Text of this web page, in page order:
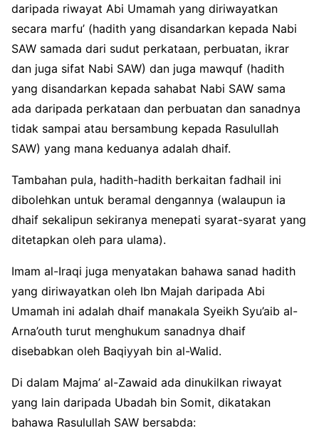
daripada riwayat Abi Umamah yang diriwayatkan
secara marfu’ (hadith yang disandarkan kepada Nabi
SAW samada dari sudut perkataan, perbuatan, ikrar
dan juga sifat Nabi SAW) dan juga mawquf (hadith
yang disandarkan kepada sahabat Nabi SAW sama
ada daripada perkataan dan perbuatan dan sanadnya
tidak sampai atau bersambung kepada Rasulullah
SAW) yang mana keduanya adalah dhaif.
Tambahan pula, hadith-hadith berkaitan fadhail ini
dibolehkan untuk beramal dengannya (walaupun ia
dhaif sekalipun sekiranya menepati syarat-syarat yang
ditetapkan oleh para ulama).
Imam al-Iraqi juga menyatakan bahawa sanad hadith
yang diriwayatkan oleh Ibn Majah daripada Abi
Umamah ini adalah dhaif manakala Syeikh Syu’aib al-
Arna’outh turut menghukum sanadnya dhaif
disebabkan oleh Baqiyyah bin al-Walid.
Di dalam Majma’ al-Zawaid ada dinukilkan riwayat
yang lain daripada Ubadah bin Somit, dikatakan
bahawa Rasulullah SAW bersabda: